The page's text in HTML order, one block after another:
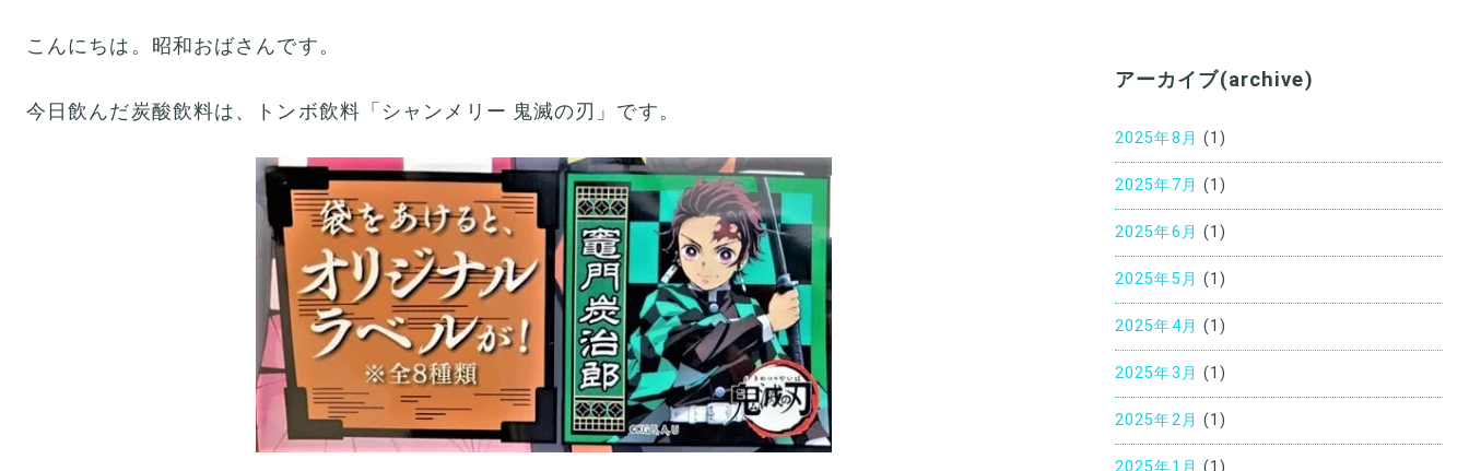
こんにちは。昭和おばさんです。
今日飲んだ炭酸飲料は、トンボ飲料「シャンメリー 鬼滅の刃」です。
アーカイブ(archive)
2025年8月 (1)
2025年7月 (1)
2025年6月 (1)
2025年5月 (1)
2025年4月 (1)
2025年3月 (1)
2025年2月 (1)
2025年1月 (1)